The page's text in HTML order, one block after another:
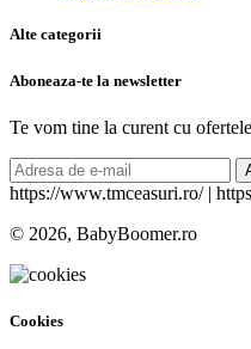
Alte categorii
Aboneaza-te la newsletter
Te vom tine la curent cu
https://www.tmceasuri.ro/ |
© 2026, BabyBoomer.ro
Cookies